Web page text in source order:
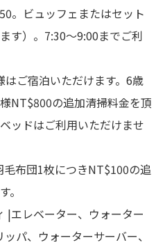
。ビュッフェまたはセット
す）。7:30～9:00までご利
ご宿泊いただけます。6歳
NT$800の追加清掃料金を頂
ッドはご利用いただけませ
布団1枚につきNT$100の追
。
|エレベーター、ウォーター
パ、ウォーターサーバー、